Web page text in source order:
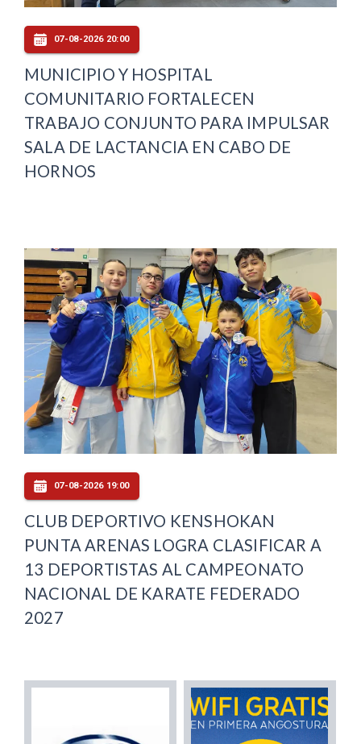
07-08-2026 20:00
MUNICIPIO Y HOSPITAL
COMUNITARIO FORTALECEN
TRABAJO CONJUNTO PARA IMPULSAR
SALA DE LACTANCIA EN CABO DE
HORNOS
07-08-2026 19:00
CLUB DEPORTIVO KENSHOKAN
PUNTA ARENAS LOGRA CLASIFICAR A
13 DEPORTISTAS AL CAMPEONATO
NACIONAL DE KARATE FEDERADO
2027